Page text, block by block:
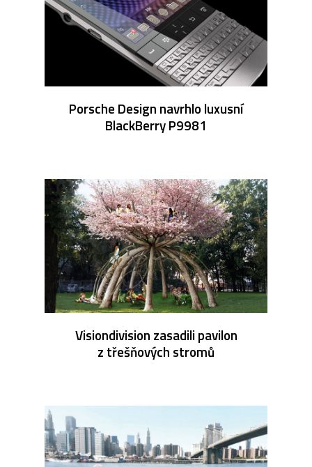
Porsche Design navrhlo luxusní
BlackBerry P9981
Visiondivision zasadili pavilon
z třešňových stromů